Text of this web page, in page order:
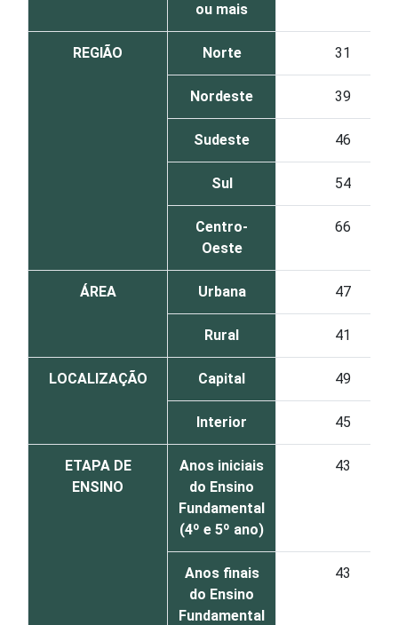
ou mais
REGIÃO Norte 31
Nordeste 39
Sudeste 46
Sul 54
Centro-
Oeste
66
ÁREA Urbana 47
Rural 41
LOCALIZAÇÃO Capital 49
Interior 45
ETAPA DE
ENSINO
Anos iniciais
do Ensino
Fundamental
(4º e 5º ano)
43
Anos finais
do Ensino
Fundamental
43